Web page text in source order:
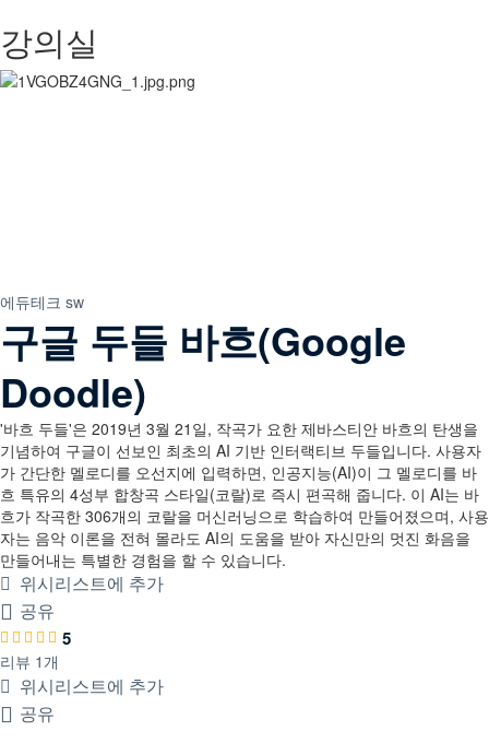
강의실
에듀테크 sw
구글 두들 바흐(Google
Doodle)
'바흐 두들'은 2019년 3월 21일, 작곡가 요한 제바스티안 바흐의 탄생을
기념하여 구글이 선보인 최초의 AI 기반 인터랙티브 두들입니다. 사용자
가 간단한 멜로디를 오선지에 입력하면, 인공지능(AI)이 그 멜로디를 바
흐 특유의 4성부 합창곡 스타일(코랄)로 즉시 편곡해 줍니다. 이 AI는 바
흐가 작곡한 306개의 코랄을 머신러닝으로 학습하여 만들어졌으며, 사용
자는 음악 이론을 전혀 몰라도 AI의 도움을 받아 자신만의 멋진 화음을
만들어내는 특별한 경험을 할 수 있습니다.
위시리스트에 추가
공유
5
리뷰 1개
위시리스트에 추가
공유